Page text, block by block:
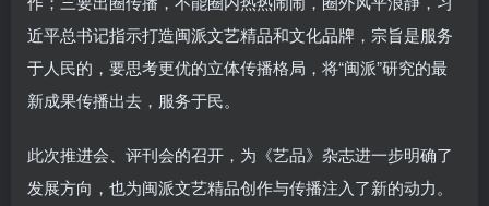
近平总书记指示打造闽派文艺精品和文化品牌，宗旨是服务
于人民的，要思考更优的立体传播格局，将“闽派”研究的最
新成果传播出去，服务于民。
此次推进会、评刊会的召开，为《艺品》杂志进一步明确了
发展方向，也为闽派文艺精品创作与传播注入了新的动力。